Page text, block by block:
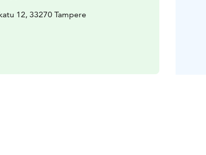
12, 33270 Tampere